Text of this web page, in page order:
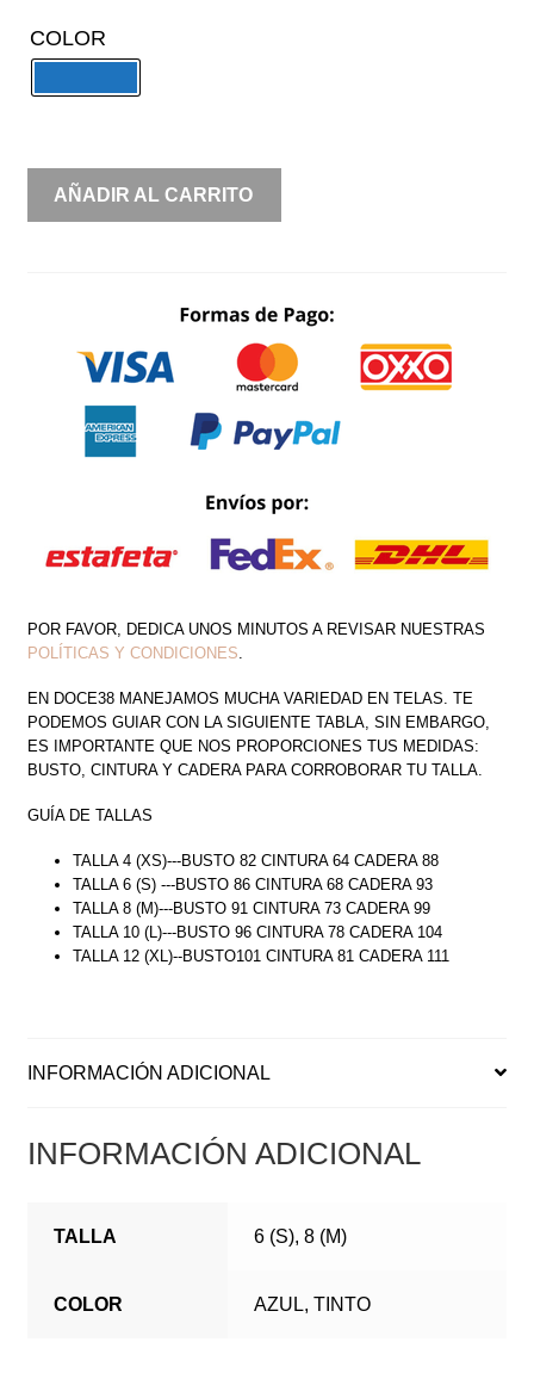
COLOR
UNA
MANGA
AÑADIR AL CARRITO
POR FAVOR, DEDICA UNOS MINUTOS A REVISAR NUESTRAS
POLÍTICAS Y CONDICIONES
EN DOCE38 MANEJAMOS MUCHA VARIEDAD EN TELAS. TE
PODEMOS GUIAR CON LA SIGUIENTE TABLA, SIN EMBARGO,
ES IMPORTANTE QUE NOS PROPORCIONES TUS MEDIDAS:
BUSTO, CINTURA Y CADERA PARA CORROBORAR TU TALLA.
GUÍA DE TALLAS
TALLA 4 (XS)---BUSTO 82 CINTURA 64 CADERA 88
TALLA 6 (S) ---BUSTO 86 CINTURA 68 CADERA 93
TALLA 8 (M)---BUSTO 91 CINTURA 73 CADERA 99
TALLA 10 (L)---BUSTO 96 CINTURA 78 CADERA 104
TALLA 12 (XL)--BUSTO101 CINTURA 81 CADERA 111
INFORMACIÓN ADICIONAL
INFORMACIÓN ADICIONAL
TALLA 6 (S), 8 (M)
COLOR AZUL, TINTO